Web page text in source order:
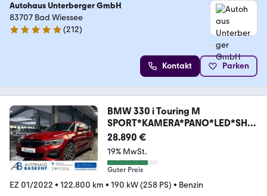
Autohaus Unterberger GmbH
83707 Bad Wiessee
4.8 Sterne
(212)
Kontakt Parken
BMW 330 i Touring M
SPORT*KAMERA*PANO*LED*SHZ*
PDC
28.890 €
19% MwSt.
Guter Preis
EZ 01/2022 • 122.800 km • 190 kW (258 PS) • Benzin